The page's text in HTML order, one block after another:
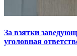
За взятки
уголовная